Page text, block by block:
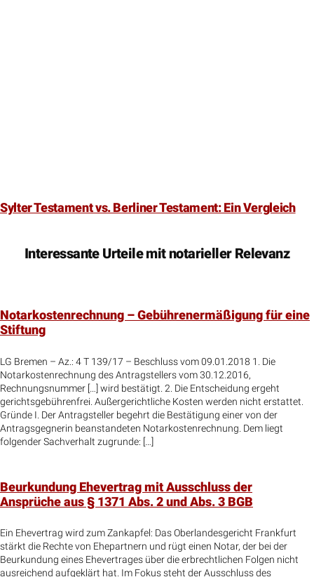
Notarkostenrechnung des Antragstellers vom 30.12.2016,
Rechnungsnummer […] wird bestätigt. 2. Die Entscheidung ergeht
Antragsgegnerin beanstandeten Notarkostenrechnung. Dem liegt
Beurkundung Ehevertrag mit Ausschluss der
Ansprüche aus § 1371 Abs. 2 und Abs. 3 BGB
Ein Ehevertrag wird zum Zankapfel: Das Oberlandesgericht Frankfurt
stärkt die Rechte von Ehepartnern und rügt einen Notar, der bei der
Beurkundung eines Ehevertrages über die erbrechtlichen Folgen nicht
ausreichend aufgeklärt hat. Im Fokus steht der Ausschluss des
sogenannten "großen Pflichtteils", der dem überlebenden Ehegatten im
Todesfall einen größeren Erbanspruch sichert. […]
mehrfach abgetretener Gesamtgrundschuld
Beschwerde der Beteiligten zu 1 wird der Beschluss des Amtsgerichts
Freyung – Grundbuchamt – vom 20. August 2013 insoweit aufgehoben,
als der Eintragungsantrag der Beteiligten zu 1 abgewiesen wird. II. Das
Grundbuchamt Freyung wird angewiesen, die […]